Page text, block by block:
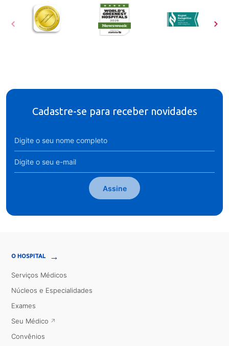
Cadastre-se para receber novidades
Assine
O HOSPITAL →
Serviços Médicos
Núcleos e Especialidades
Exames
Seu Médico
Convênios